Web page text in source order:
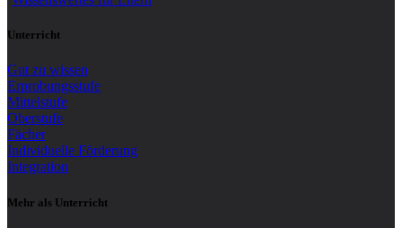
Unterricht
Gut zu wissen
Erprobungsstufe
Mittelstufe
Oberstufe
Fächer
Individuelle Förderung
Integration
Mehr als Unterricht